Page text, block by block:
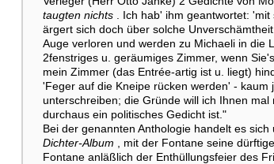
taugten nichts. Ich hab' ihm geantwortet: 'mit
ärgert sich doch über solche
Auge verloren und werden zu Michaeli in die
2fenstriges u. geräumiges Zimmer, wenn
mein Zimmer (das Entrée-artig ist u. liegt)
'Feger auf die Kneipe rücken werden' -
unterschreiben; die Gründe will ich Ihnen
durchaus ein politisches Gedicht ist."
Bei der genannten Anthologie handelt es
Dichter-Album , mit der Fontane seine
Fontane anläßlich der Enthüllungsfeier des